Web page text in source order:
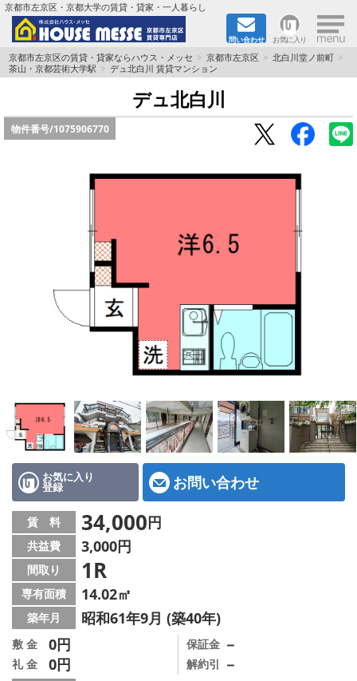
京都市左京区・京都大学の賃貸・貸家・一人暮らし
問い合わせ お気に入り ×
TOPページ
地域から検索
京都大学＆京都芸術大学生さんに
家族で住むならマンション？賃家？
一人暮らしの物件特集
ペット相談OKの賃貸！
ハウスメーカー施工特集！
路線·駅から探す
IT重説について
スタッフ紹介
賃貸管理の北白川店
店舗情報·アクセス
会社概要
メールでお問い合わせ
京都市左京区の賃貸・貸家ならハウス・メッセ 京都市左京区
北白川堂ノ前町
茶山・京都芸術大学駅
デュ北白川 賃貸マンション
デュ北白川
物件番号/1075906770
お気に入り
登録 お問い合わせ
賃 料 34,000円
共益費 3,000円
間取り 1R
専有面積 14.02㎡
築年月 昭和61年9月 (築40年)
敷 金 0円
礼 金 0円
保証金 －
解約引 －